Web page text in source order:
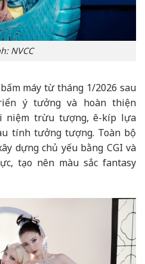
NVCC
máy từ tháng 1/2026 sau
ý tưởng và hoàn thiện
niệm trừu tượng, ê-kíp lựa
tính tưởng tượng. Toàn bộ
dựng chủ yếu bằng CGI và
tạo nên màu sắc fantasy